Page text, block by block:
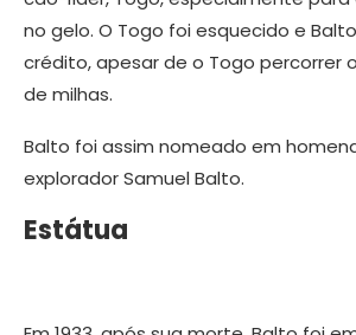
no gelo. O Togo foi esquecido e
crédito, apesar de o Togo percorrer
de milhas.
Balto foi assim nomeado em
explorador Samuel Balto.
Estátua